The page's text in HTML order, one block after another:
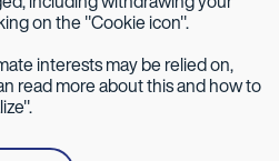
on the "Cookie icon".
interests may be relied on,
read more about this and how to